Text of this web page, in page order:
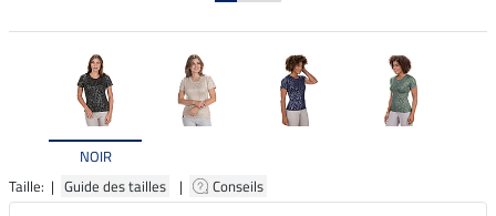
NOIR
Taille: | Guide des tailles | Conseils